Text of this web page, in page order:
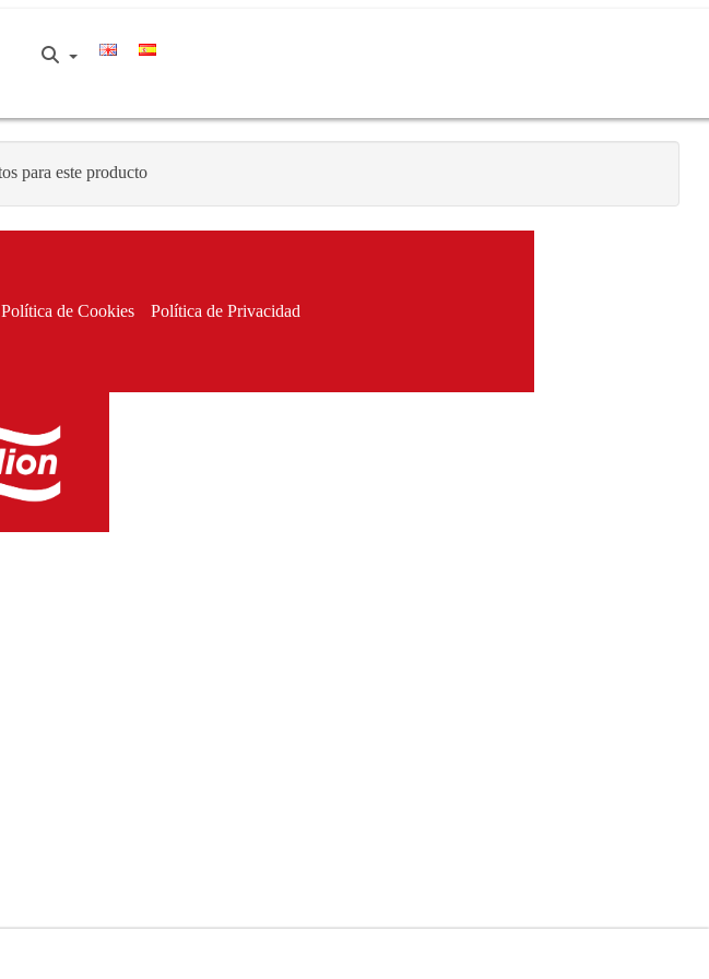
para este producto
Política de Cookies Política de Privacidad